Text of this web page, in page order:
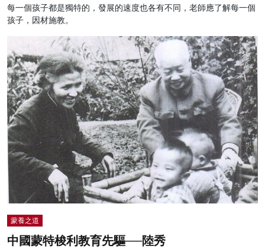
每一個孩子都是獨特的，發展的速度也各有不同，老師應了解每一個
孩子，因材施教。
蒙養之道
中國蒙特梭利教育先驅──陸秀